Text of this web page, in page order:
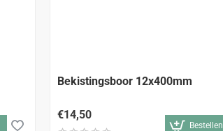
Bekistingsboor 12x400mm
€14,50
Bestellen